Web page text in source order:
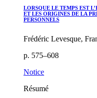
LORSQUE LE TEMPS EST
ET LES ORIGINES DE LA
PERSONNELS
Frédéric Levesque,
p. 575–608
Notice
Résumé